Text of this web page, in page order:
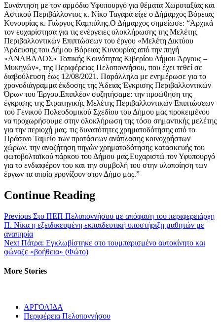
Συνάντηση με τον αρμόδιο Υφυπουργό για θέματα Χωροταξίας και
Αστικού Περιβάλλοντος κ. Νίκο Ταγαρά είχε ο Δήμαρχος Βόρειας
Κυνουρίας κ. Γιώργος Καμπύλης.Ο Δήμαρχος σημείωσε: “Αρχικά
τον ευχαρίστησα για τις ενέργειες ολοκλήρωσης της Μελέτης
Περιβαλλοντικών Επιπτώσεων του έργου «Μελέτη Δικτύου
Άρδευσης του Δήμου Βόρειας Κυνουρίας από την πηγή
«ΑΝΑΒΑΛΟΣ» Τοπικής Κοινότητας Κιβερίου Δήμου Άργους –
Μυκηνών», της Περιφέρειας Πελοποννήσου, που έχει τεθεί σε
διαβούλευση έως 12/08/2021. Παράλληλα με ενημέρωσε για το
χρονοδιάγραμμα έκδοσης της Άδειας Έγκρισης Περιβαλλοντικών
Όρων του Έργου.Επιπλέον συζητήσαμε: την προώθηση της
έγκρισης της Στρατηγικής Μελέτης Περιβαλλοντικών Επιπτώσεων
του Γενικού Πολεοδομικού Σχεδίου του Δήμου μας προκειμένου
να προχωρήσουμε στην ολοκλήρωση της τόσο σημαντικής μελέτης
για την περιοχή μας. τις δυνατότητες χρηματοδότησης από το
Πράσινο Ταμείο των προτάσεων ανάπλασης κοινοχρήστων
χώρων. την αναζήτηση πηγών χρηματοδότησης κατασκευής του
φωτοβολταϊκού πάρκου του Δήμου μας.Ευχαριστώ τον Υφυπουργό
για το ενδιαφέρον του και την συμβολή του στην υλοποίηση των
έργων τα οποία χρονίζουν στον Δήμο μας.”
Continue Reading
Previous Στο ΠΕΠ Πελοποννήσου με απόφαση του περιφερειάρχη
Π. Νίκα η εξειδικευμένη εκπαιδευτική υποστήριξη μαθητών με
αναπηρία
Next Πάτρα: Εγκλωβίστηκε στο τουμπαρισμένο αυτοκίνητο και
φώναζε «βοήθεια» (Φώτο)
More Stories
ΑΡΓΟΛΙΔΑ
Περιφέρεια Πελοποννήσου